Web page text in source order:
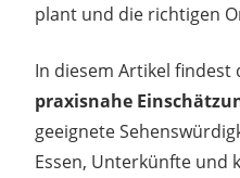
plant und die richtigen
In diesem Artikel findest
praxisnahe
geeignete
Essen, Unterkünfte und